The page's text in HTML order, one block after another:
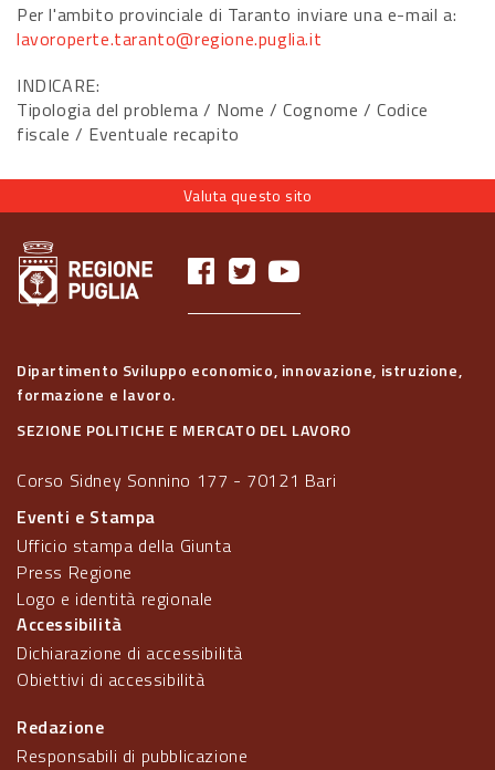
Per l'ambito provinciale di Taranto inviare una e-mail a:
lavoroperte.taranto@regione.puglia.it
INDICARE:
Tipologia del problema / Nome / Cognome / Codice
fiscale / Eventuale recapito
Valuta questo sito
Dipartimento Sviluppo economico, innovazione, istruzione,
formazione e lavoro.
SEZIONE POLITICHE E MERCATO DEL LAVORO
Corso Sidney Sonnino 177 - 70121 Bari
Eventi e Stampa
Ufficio stampa della Giunta
Press Regione
Logo e identità regionale
Accessibilità
Dichiarazione di accessibilità
Obiettivi di accessibilità
Redazione
Responsabili di pubblicazione